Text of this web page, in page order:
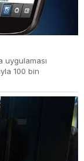
uygulaması
100 bin